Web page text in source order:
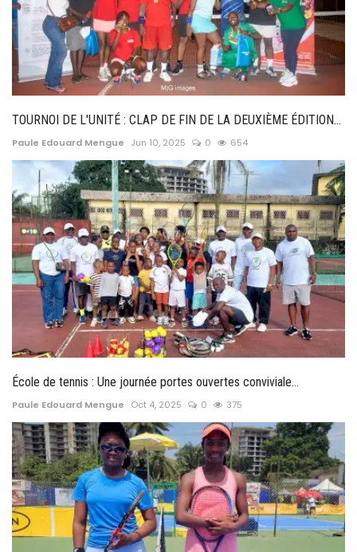
TOURNOI DE L'UNITÉ : CLAP DE FIN DE LA DEUXIÈME ÉDITION...
Paule Edouard Mengue Jun 10, 2025 0 654
École de tennis : Une journée portes ouvertes conviviale...
Paule Edouard Mengue Oct 4, 2025 0 375